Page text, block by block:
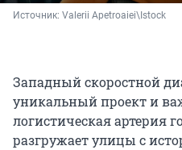
Источник: Valerii Apetroaiei\Istock
Западный скоростной
уникальный проект и
логистическая артерия
разгружает улицы с